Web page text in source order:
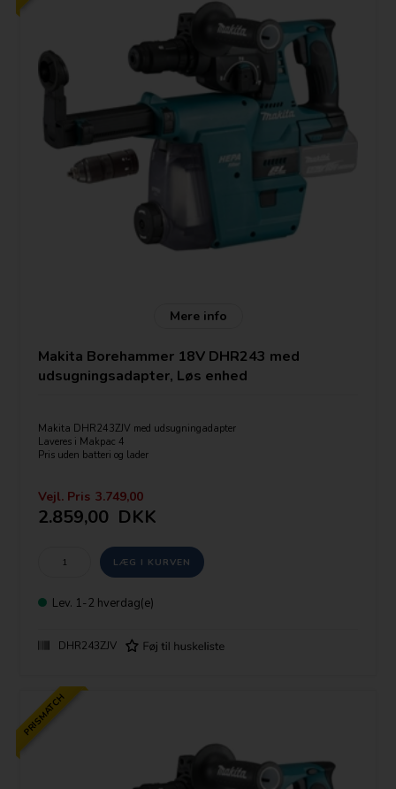
Mere info
Makita Borehammer 18V DHR243 med
udsugningsadapter, Løs enhed
Makita DHR243ZJV med udsugningadapter
Laveres i Makpac 4
Pris uden batteri og lader
SDS-plus værktøjsopsætning.
OBS udskiftelig borepatron
2) og udsugningsadapter (195902-4)
Vejl. Pris 3.749,00
2.859,00 DKK
Lev. 1-2 hverdag(e)
DHR243ZJV
PRISMATCH